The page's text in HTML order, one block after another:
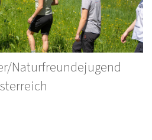
Naturfreundejugend